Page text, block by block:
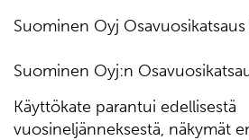
Suominen Oyj
Suominen Oyj:n
Käyttökate parantui edellisestä
vuosineljänneksestä, näkymät